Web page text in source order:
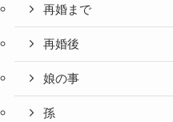
再婚まで
再婚後
娘の事
孫